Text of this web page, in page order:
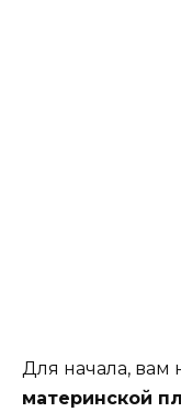
Для начала, вам
материнской